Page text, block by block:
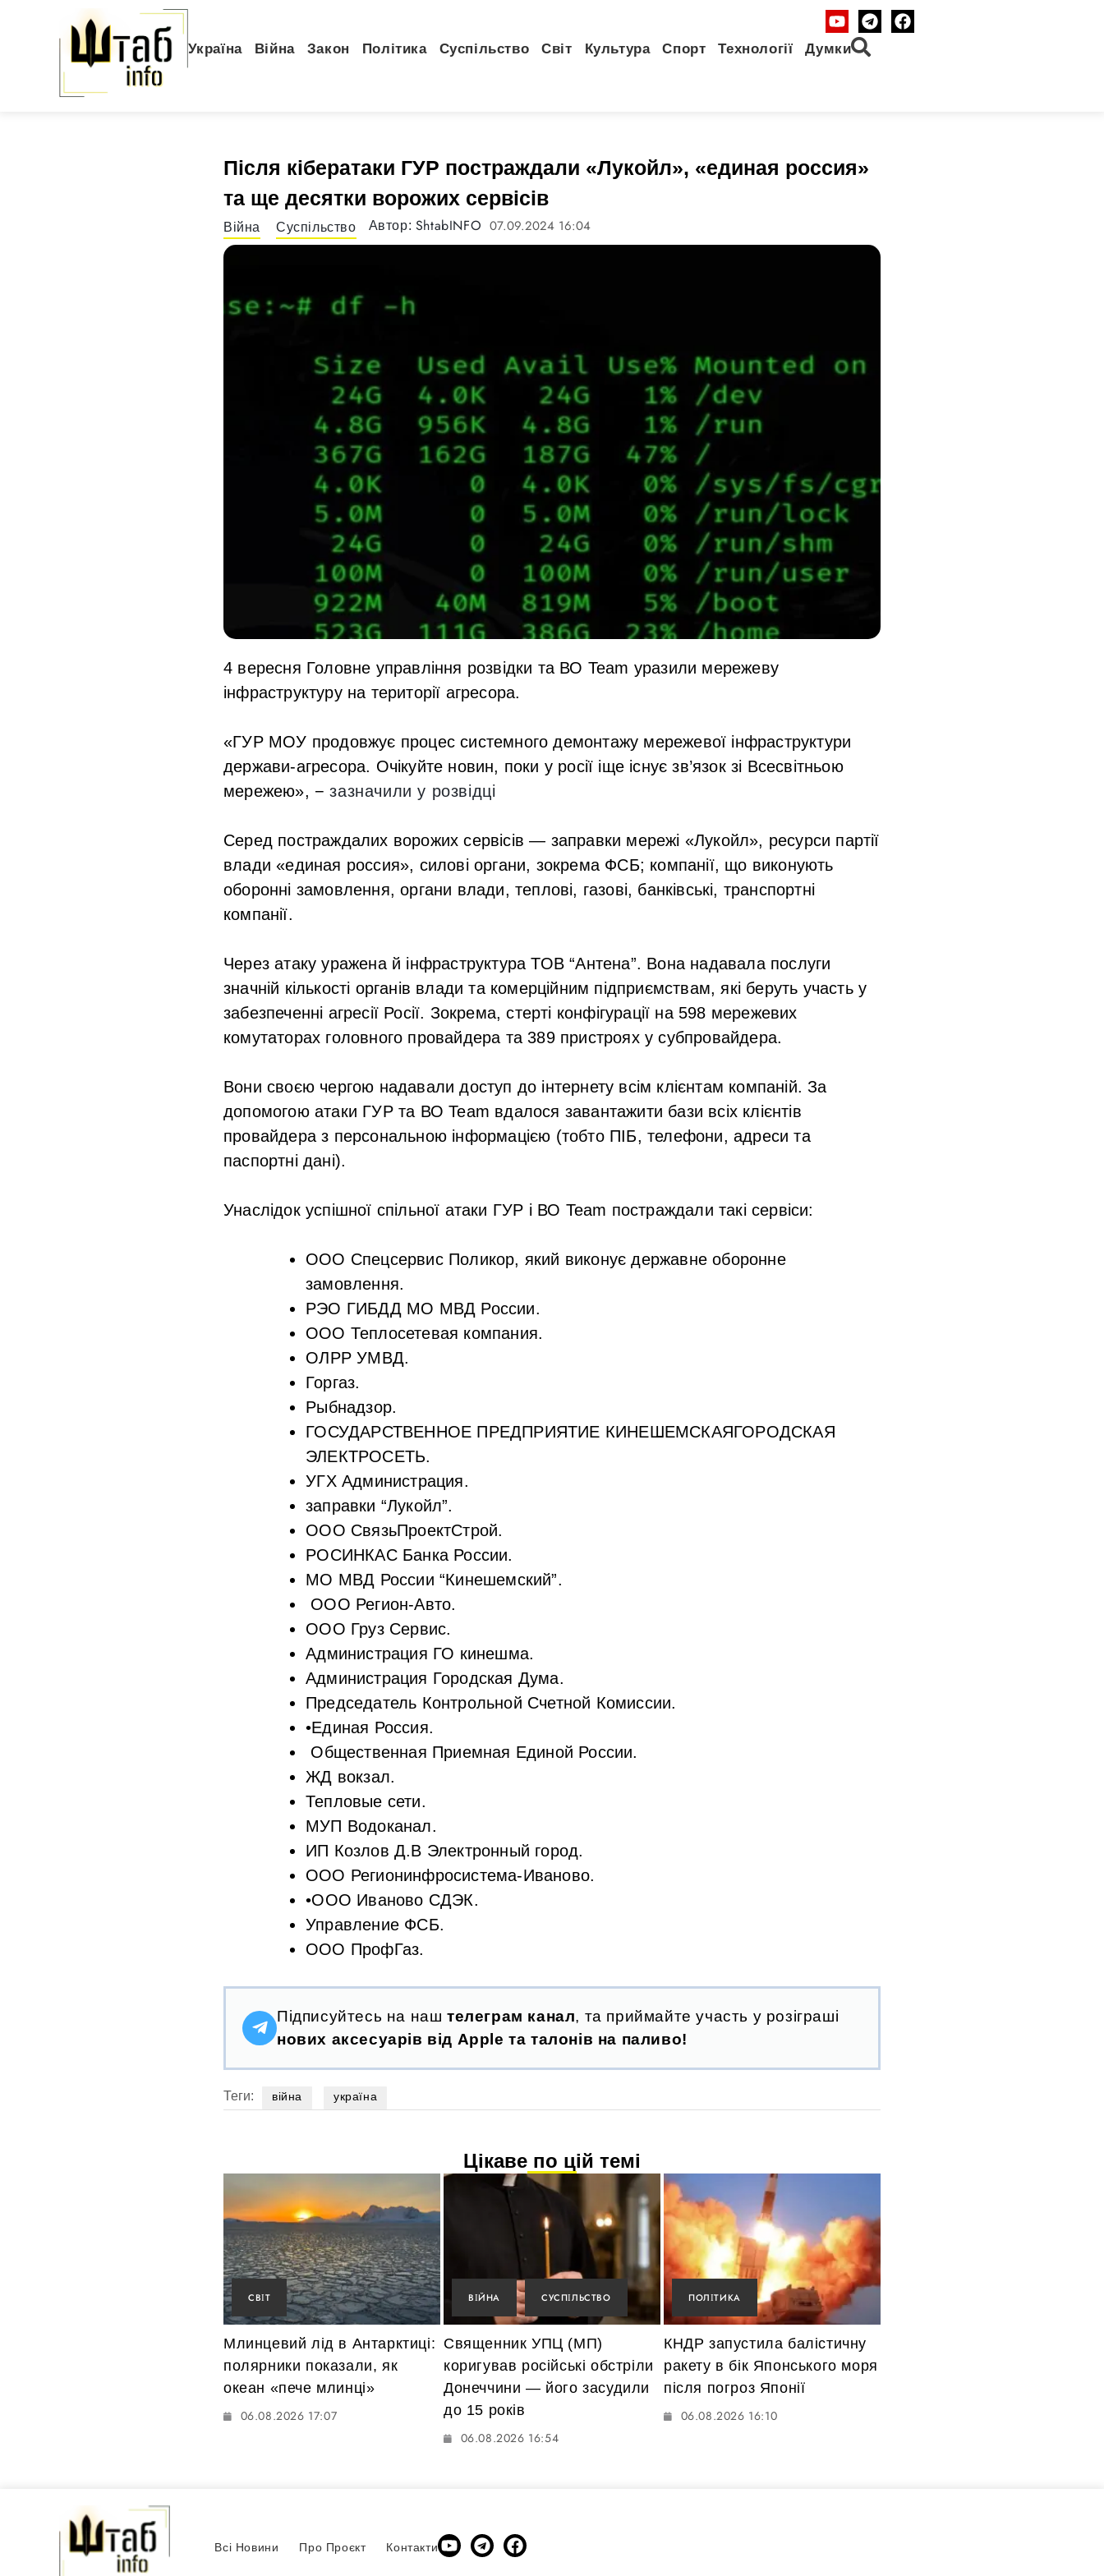
Україна Війна Закон Політика Суспільство Світ Культура Спорт Технології Думки
Після кібератаки ГУР постраждали «Лукойл», «единая россия»
та ще десятки ворожих сервісів
Війна Суспільство Автор: ShtabINFO 07.09.2024 16:04
4 вересня Головне управління розвідки та ВО Team уразили мережеву
інфраструктуру на території агресора.
«ГУР МОУ продовжує процес системного демонтажу мережевої інфраструктури
держави-агресора. Очікуйте новин, поки у росії іще існує зв’язок зі Всесвітньою
мережею», −зазначили у розвідці
Серед постраждалих ворожих сервісів — заправки мережі «Лукойл», ресурси партії
влади «единая россия», силові органи, зокрема ФСБ; компанії, що виконують
оборонні замовлення, органи влади, теплові, газові, банківські, транспортні
компанії.
Через атаку уражена й інфраструктура ТОВ “Антена”. Вона надавала послуги
значній кількості органів влади та комерційним підприємствам, які беруть участь у
забезпеченні агресії Росії. Зокрема, стерті конфігурації на 598 мережевих
комутаторах головного провайдера та 389 пристроях у субпровайдера.
Вони своєю чергою надавали доступ до інтернету всім клієнтам компаній. За
допомогою атаки ГУР та ВО Team вдалося завантажити бази всіх клієнтів
провайдера з персональною інформацією (тобто ПІБ, телефони, адреси та
паспортні дані).
Унаслідок успішної спільної атаки ГУР і ВО Team постраждали такі сервіси:
ООО Спецсервис Поликор, який виконує державне оборонне
замовлення.
РЭО ГИБДД МО МВД России.
ООО Теплосетевая компания.
⁠ОЛРР УМВД.
Горгаз.
⁠Рыбнадзор.
⁠ГОСУДАРСТВЕННОЕ ПРЕДПРИЯТИЕ КИНЕШЕМСКАЯГОРОДСКАЯ
ЭЛЕКТРОСЕТЬ.
⁠УГХ Администрация.
заправки “Лукойл”.
⁠ООО СвязьПроектСтрой.
⁠РОСИНКАС Банка России.
⁠МО МВД России “Кинешемский”.
ООО Регион-Авто.
⁠ООО Груз Сервис.
⁠Администрация ГО кинешма.
Администрация Городская Дума.
Председатель Контрольной Счетной Комиссии.
•Единая Россия.
⁠Общественная Приемная Единой России.
⁠ЖД вокзал.
Тепловые сети.
МУП Водоканал.
ИП Козлов Д.В Электронный город.
ООО Регионинфросистема-Иваново.
•⁠ООО Иваново СДЭК.
Управление ФСБ.
ООО ПрофГаз.
Підписуйтесь на наш телеграм канал, та приймайте участь у розіграші
нових аксесуарів від Apple та талонів на паливо!
Теги: війна україна
Цікаве по цій темі
СВІТ
Млинцевий лід в Антарктиці:
полярники показали, як
океан «пече млинці»
06.08.2026 17:07
ВІЙНА СУСПІЛЬСТВО
Священник УПЦ (МП)
коригував російські обстріли
Донеччини — його засудили
до 15 років
06.08.2026 16:54
ПОЛІТИКА
КНДР запустила балістичну
ракету в бік Японського моря
після погроз Японії
06.08.2026 16:10
Всі Новини Про Проєкт Контакти